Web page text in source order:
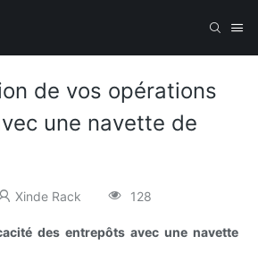
de vos opérations
une navette de
Xinde Rack 128
des entrepôts avec une navette